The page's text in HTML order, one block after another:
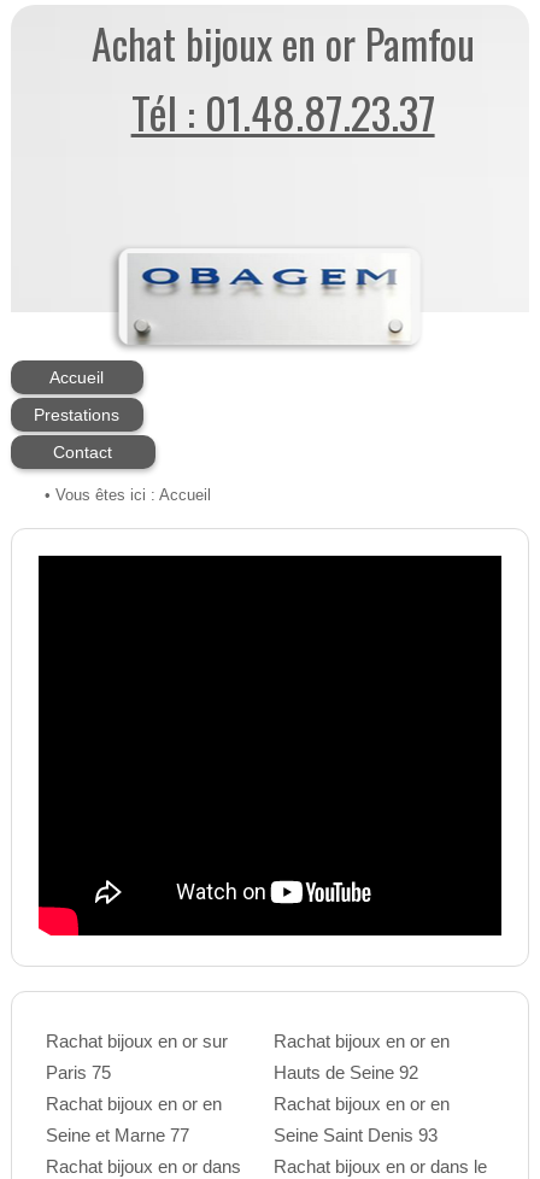
Achat bijoux en or Pamfou
Tél : 01.48.87.23.37
Accueil
Prestations
Contact
• Vous êtes ici : Accueil
Rachat bijoux en or sur
Paris 75
Rachat bijoux en or en
Seine et Marne 77
Rachat bijoux en or dans
Rachat bijoux en or en
Hauts de Seine 92
Rachat bijoux en or en
Seine Saint Denis 93
Rachat bijoux en or dans le